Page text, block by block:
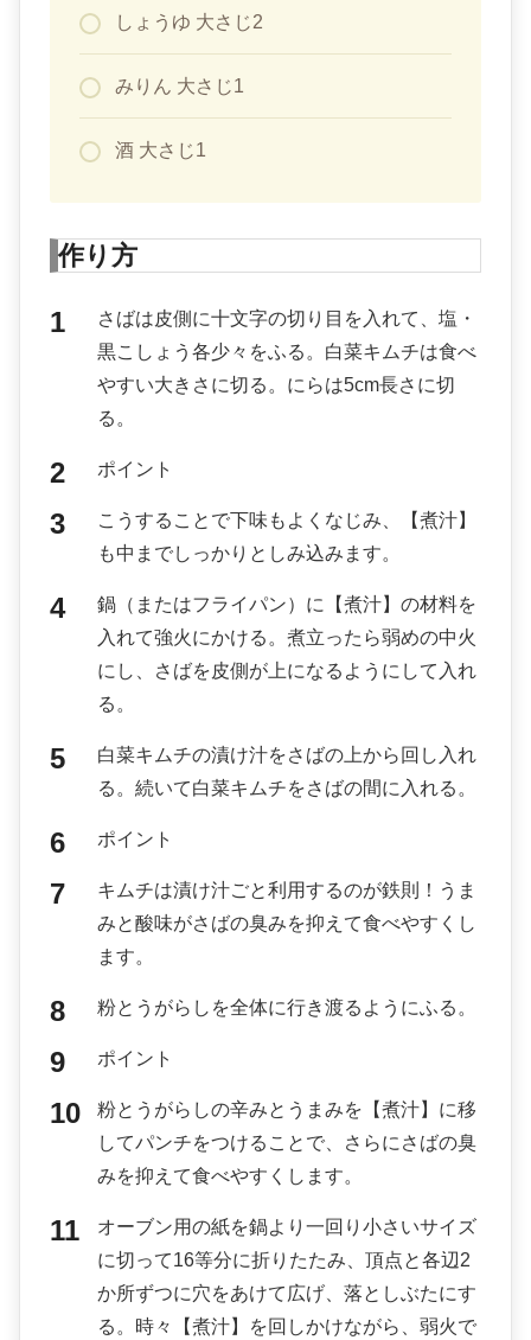
しょうゆ 大さじ2
みりん 大さじ1
酒 大さじ1
作り方
さばは皮側に十文字の切り目を入れて、塩・
黒こしょう各少々をふる。白菜キムチは食べ
やすい大きさに切る。にらは5cm長さに切
る。
ポイント
こうすることで下味もよくなじみ、【煮汁】
も中までしっかりとしみ込みます。
鍋（またはフライパン）に【煮汁】の材料を
入れて強火にかける。煮立ったら弱めの中火
にし、さばを皮側が上になるようにして入れ
る。
白菜キムチの漬け汁をさばの上から回し入れ
る。続いて白菜キムチをさばの間に入れる。
ポイント
キムチは漬け汁ごと利用するのが鉄則！うま
みと酸味がさばの臭みを抑えて食べやすくし
ます。
粉とうがらしを全体に行き渡るようにふる。
ポイント
粉とうがらしの辛みとうまみを【煮汁】に移
してパンチをつけることで、さらにさばの臭
みを抑えて食べやすくします。
オーブン用の紙を鍋より一回り小さいサイズ
に切って16等分に折りたたみ、頂点と各辺2
か所ずつに穴をあけて広げ、落としぶたにす
る。時々【煮汁】を回しかけながら、弱火で